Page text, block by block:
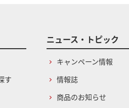
す
ニュース・トピック
キャンペーン情報
情報誌
商品のお知らせ